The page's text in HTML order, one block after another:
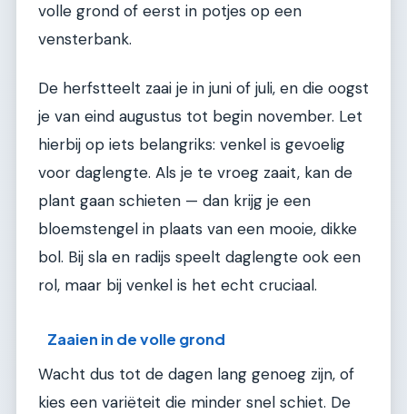
volle grond of eerst in potjes op een
vensterbank.
De herfstteelt zaai je in juni of juli, en die oogst
je van eind augustus tot begin november. Let
hierbij op iets belangriks: venkel is gevoelig
voor daglengte. Als je te vroeg zaait, kan de
plant gaan schieten — dan krijg je een
bloemstengel in plaats van een mooie, dikke
bol. Bij sla en radijs speelt daglengte ook een
rol, maar bij venkel is het echt cruciaal.
Zaaien in de volle grond
Wacht dus tot de dagen lang genoeg zijn, of
kies een variëteit die minder snel schiet. De